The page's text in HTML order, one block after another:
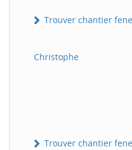
Trouver chantier
Christophe
Trouver chantier